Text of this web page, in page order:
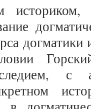
историком,
с